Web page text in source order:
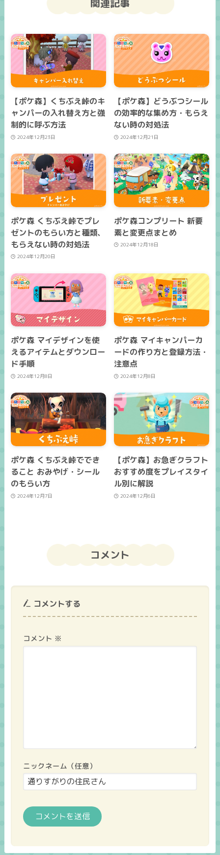
関連記事
【ポケ森】くちぶえ峠のキ
ャンパーの入れ替え方と強
制的に呼ぶ方法
2024年12月23日
【ポケ森】どうぶつシール
の効率的な集め方・もらえ
ない時の対処法
2024年12月21日
ポケ森 くちぶえ峠でプレ
ゼントのもらい方と種類、
もらえない時の対処法
2024年12月20日
ポケ森コンプリート 新要
素と変更点まとめ
2024年12月18日
ポケ森 マイデザインを使
えるアイテムとダウンロー
ド手順
2024年12月8日
ポケ森 マイキャンパーカ
ードの作り方と登録方法・
注意点
2024年12月8日
ポケ森 くちぶえ峠ででき
ること おみやげ・シール
のもらい方
2024年12月7日
【ポケ森】お急ぎクラフト
おすすめ度をプレイスタイ
ル別に解説
2024年12月6日
コメント
コメントする
コメント ※
ニックネーム（任意）